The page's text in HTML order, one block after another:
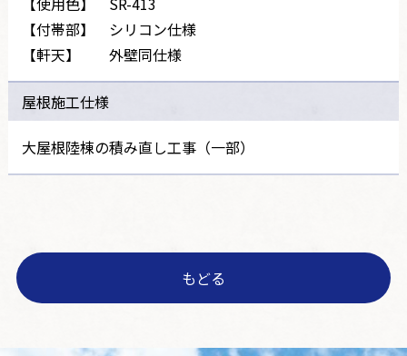
【付帯部】 シリコン仕様
【軒天】 外壁同仕様
屋根施工仕様
大屋根陸棟の積み直し工事（一部）
もどる